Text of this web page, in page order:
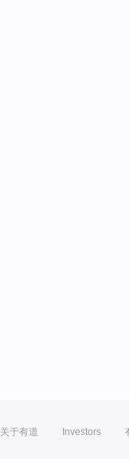
关于有道 Investors